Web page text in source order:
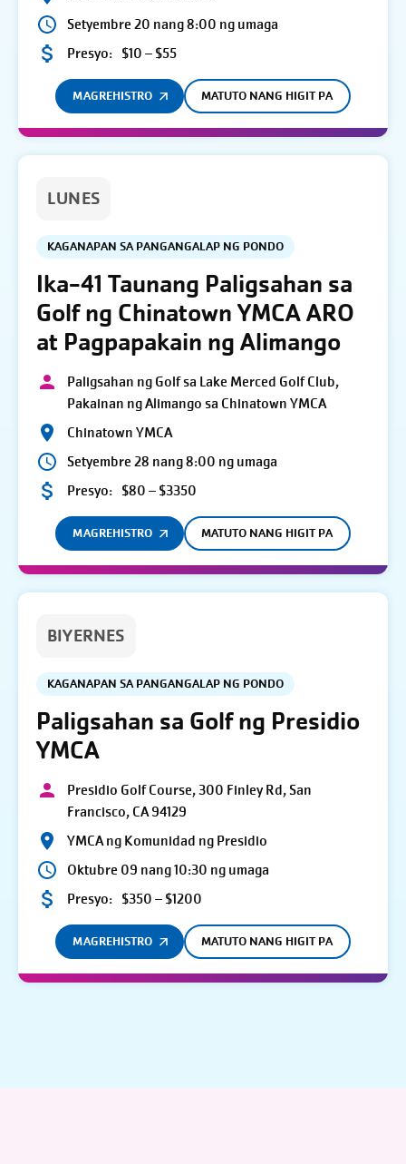
Setyembre 20 nang 8:00 ng umaga
Presyo: $10 – $55
MAGREHISTRO MATUTO NANG HIGIT PA
LUNES
KAGANAPAN SA PANGANGALAP NG PONDO
Ika-41 Taunang Paligsahan sa
Golf ng Chinatown YMCA ARO
at Pagpapakain ng Alimango
Paligsahan ng Golf sa Lake Merced Golf Club,
Pakainan ng Alimango sa Chinatown YMCA
Chinatown YMCA
Setyembre 28 nang 8:00 ng umaga
Presyo: $80 – $3350
MAGREHISTRO MATUTO NANG HIGIT PA
BIYERNES
KAGANAPAN SA PANGANGALAP NG PONDO
Paligsahan sa Golf ng Presidio
YMCA
Presidio Golf Course, 300 Finley Rd, San
Francisco, CA 94129
YMCA ng Komunidad ng Presidio
Oktubre 09 nang 10:30 ng umaga
Presyo: $350 – $1200
MAGREHISTRO MATUTO NANG HIGIT PA